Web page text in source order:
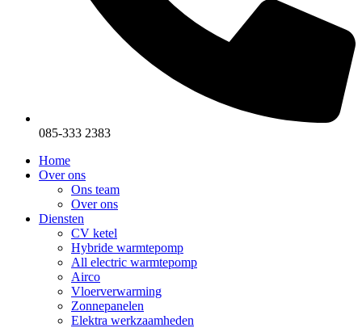
085-333 2383
Home
Over ons
Ons team
Over ons
Diensten
CV ketel
Hybride warmtepomp
All electric warmtepomp
Airco
Vloerverwarming
Zonnepanelen
Elektra werkzaamheden